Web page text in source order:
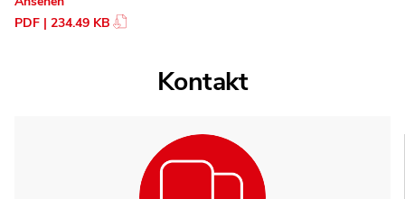
PDF | 234.49 KB
Kontakt